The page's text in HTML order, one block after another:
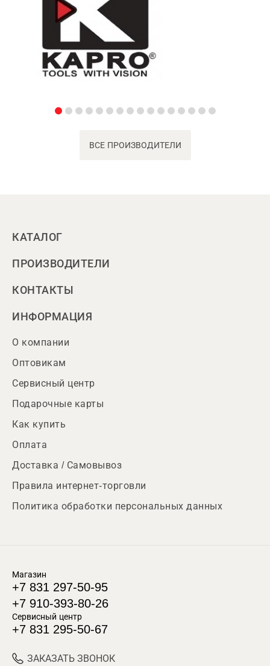
ВСЕ ПРОИЗВОДИТЕЛИ
КАТАЛОГ
ПРОИЗВОДИТЕЛИ
КОНТАКТЫ
ИНФОРМАЦИЯ
О компании
Оптовикам
Сервисный центр
Подарочные карты
Как купить
Оплата
Доставка / Самовывоз
Правила интернет-торговли
Политика обработки персональных данных
Магазин
+7 831 297-50-95
+7 910-393-80-26
Сервисный центр
+7 831 295-50-67
ЗАКАЗАТЬ ЗВОНОК